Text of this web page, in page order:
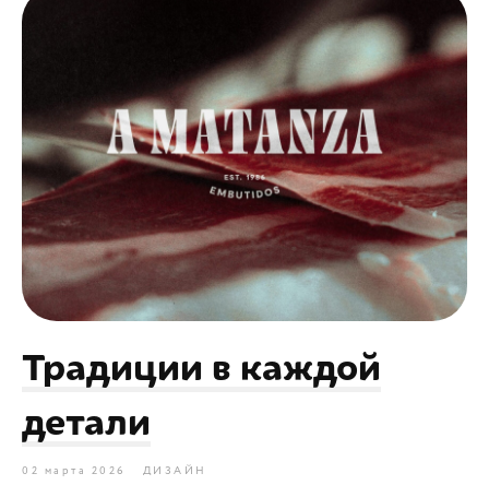
Традиции в каждой
детали
02 марта 2026 ДИЗАЙН